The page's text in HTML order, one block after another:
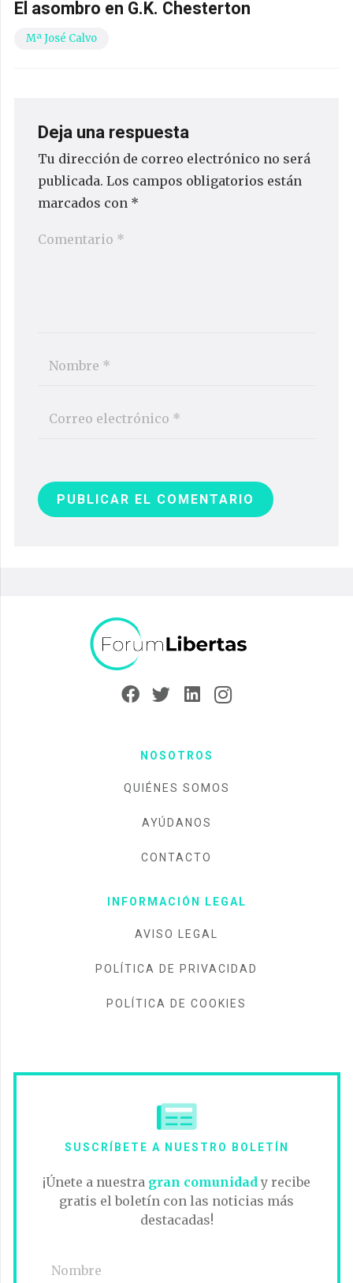
El asombro en G.K. Chesterton
Mª José Calvo
Deja una respuesta
Tu dirección de correo electrónico no será
publicada. Los campos obligatorios están
marcados con *
PUBLICAR EL COMENTARIO
NOSOTROS
QUIÉNES SOMOS
AYÚDANOS
CONTACTO
INFORMACIÓN LEGAL
AVISO LEGAL
POLÍTICA DE PRIVACIDAD
POLÍTICA DE COOKIES
SUSCRÍBETE A NUESTRO BOLETÍN
¡Únete a nuestra gran comunidady recibe
gratis el boletín con las noticias más
destacadas!